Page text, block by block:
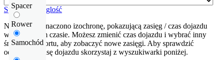
Spacer
Rower
Samochód
Sprawdź odleglość
Na mapie zaznaczono izochronę, pokazującą zasięg / czas dojazdu
w określonym czasie. Możesz zmienić czas dojazdu i wybrać inny
środek transportu, aby zobaczyć nowe zasięgi. Aby sprawdzić
odłegłość i trasę dojazdu skorzystaj z wyszukiwarki poniżej.